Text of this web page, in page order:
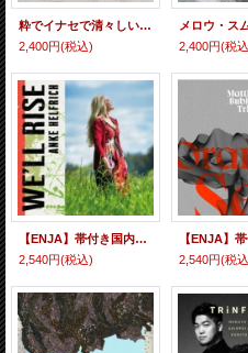
粋でイナセで清々しい、ファンキー・バップとモーダル・ファンクの掛け合わせ的なアルトサックスの雄叫びが青嵐の如く爽やかに冴え渡ったサックス・バトル物の逸品 CD THE DAM JAWN feat. DICK OATTS ザ・ダム・ジョーン、ディック・オーツ / MASTER ST.
2,400円(税込)
2,400円(税
【ENJA】帯付き国内仕様輸入盤CD ANKE HLFRICH アンケ・ヘルフリッヒ / ウィール・ライズ
2,540円(税込)
2,540円(税